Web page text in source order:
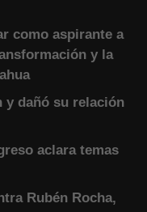
como aspirante a
y la
y dañó su relación
aclara temas
Rubén Rocha,